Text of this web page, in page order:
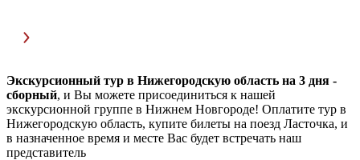
Экскурсионный тур в Нижегородскую область на 3 дня -
сборный, и Вы можете присоединиться к нашей
экскурсионной группе в Нижнем Новгороде! Оплатите тур в
Нижегородскую область, купите билеты на поезд Ласточка, и
в назначенное время и месте Вас будет встречать наш
представитель